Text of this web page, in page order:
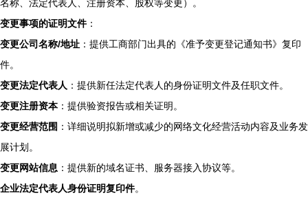
名称、法定代表人、注册资本、股权等变更）。
变更事项的证明文件：
变更公司名称/地址 ：提供工商部门出具的《准予变更登记通知书》复印
件。
变更法定代表人 ：提供新任法定代表人的身份证明文件及任职文件。
变更注册资本：提供验资报告或相关证明。
变更经营范围 ：详细说明拟新增或减少的网络文化经营活动内容及业务发
展计划。
变更网站信息 ：提供新的域名证书、服务器接入协议等。
企业法定代表人身份证明复印件。